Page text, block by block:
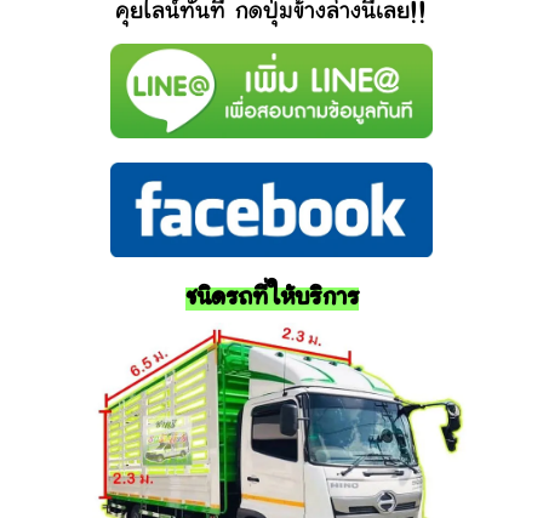
คุยไลน์ทันที กดปุ่มข้างล่างนี้เลย!!
ชนิดรถที่ให้บริการ